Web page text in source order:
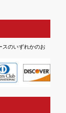
スのいずれかのお